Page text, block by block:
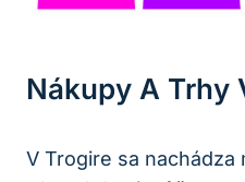
Nákupy A Trhy
V Trogire sa